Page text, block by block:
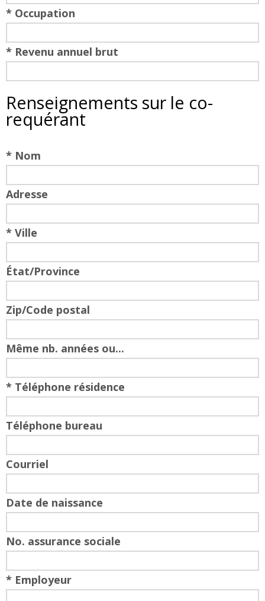
* Occupation
* Revenu annuel brut
Renseignements sur le co-
requérant
* Nom
Adresse
* Ville
État/Province
Zip/Code postal
Même nb. années ou...
* Téléphone résidence
Téléphone bureau
Courriel
Date de naissance
No. assurance sociale
* Employeur